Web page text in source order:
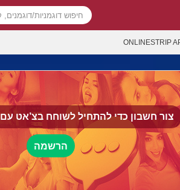
ONLINESTRIP
צור חשבון כדי להתחיל לשוחח בצ’אט עם
הרשמה